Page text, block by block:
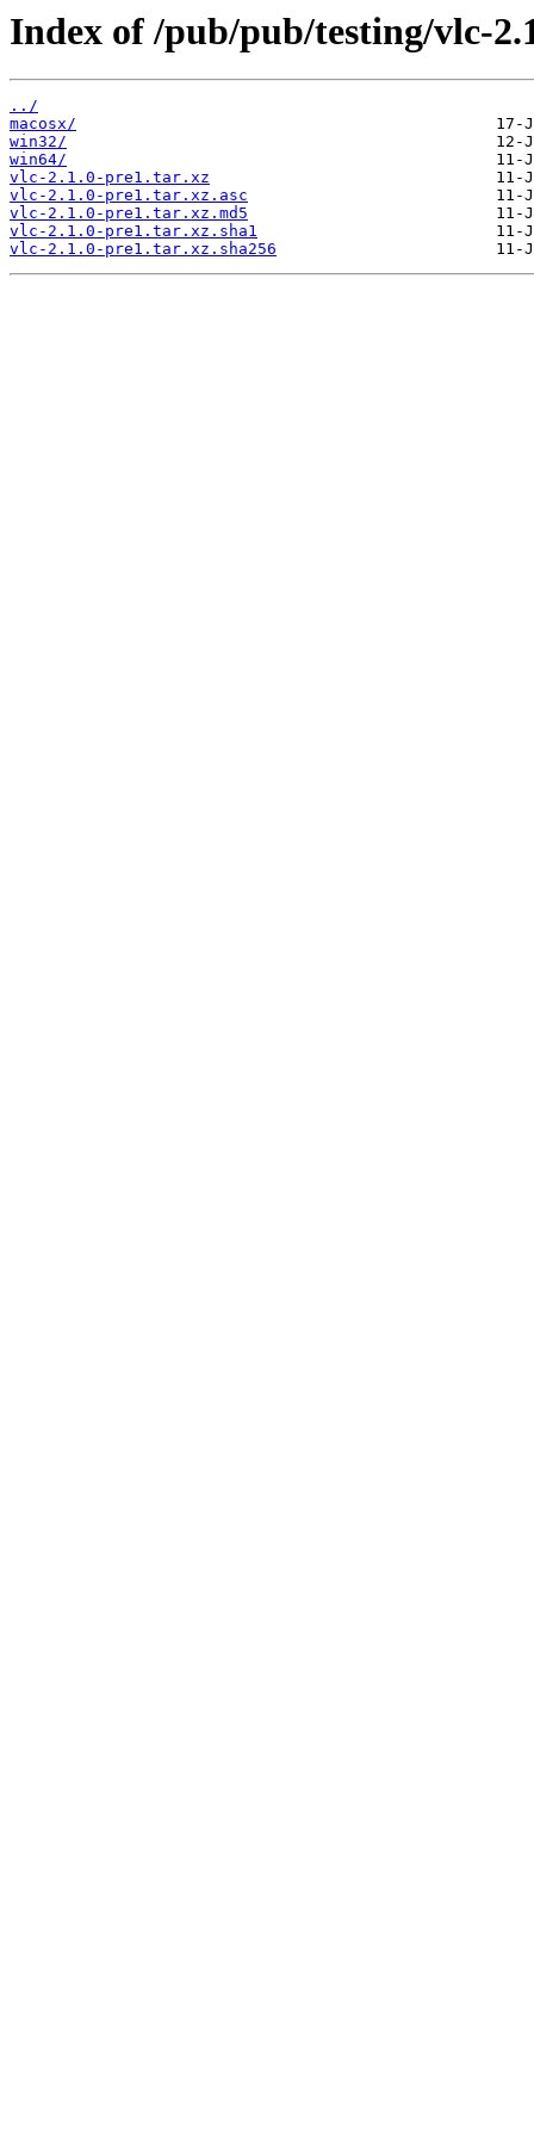
Index of /pub/pub/testing/vlc-
../
macosx/
win32/
win64/
vlc-2.1.0-pre1.tar.xz
vlc-2.1.0-pre1.tar.xz.asc
vlc-2.1.0-pre1.tar.xz.md5
vlc-2.1.0-pre1.tar.xz.sha1
vlc-2.1.0-pre1.tar.xz.sha256